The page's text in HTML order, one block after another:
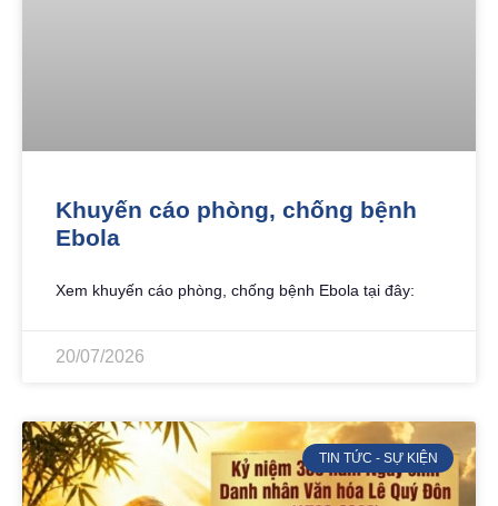
Khuyến cáo phòng, chống bệnh
Ebola
Xem khuyến cáo phòng, chống bệnh Ebola tại đây:
20/07/2026
TIN TỨC - SỰ KIỆN